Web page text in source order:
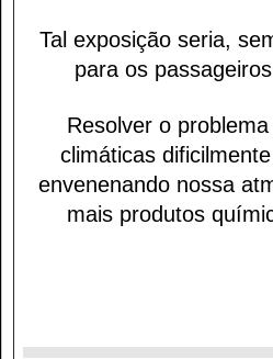
Tal exposição seria,
para os
Resolver o
climáticas
envenenando nossa
mais produtos